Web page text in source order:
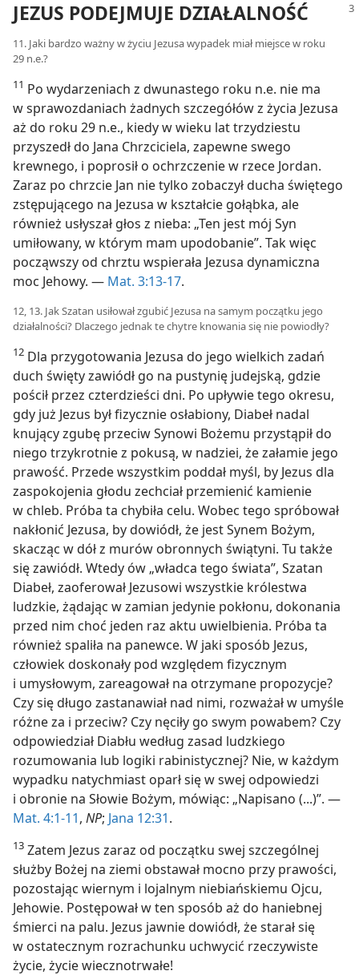
JEZUS PODEJMUJE DZIAŁALNOŚĆ
11. Jaki bardzo ważny w życiu Jezusa wypadek miał miejsce w roku
29 n.e.?
11 Po wydarzeniach z dwunastego roku n.e. nie ma
w sprawozdaniach żadnych szczegółów z życia Jezusa
aż do roku 29 n.e., kiedy w wieku lat trzydziestu
przyszedł do Jana Chrzciciela, zapewne swego
krewnego, i poprosił o ochrzczenie w rzece Jordan.
Zaraz po chrzcie Jan nie tylko zobaczył ducha świętego
zstępującego na Jezusa w kształcie gołąbka, ale
również usłyszał głos z nieba: „Ten jest mój Syn
umiłowany, w którym mam upodobanie”. Tak więc
począwszy od chrztu wspierała Jezusa dynamiczna
moc Jehowy. — Mat. 3:13-17.
12, 13. Jak Szatan usiłował zgubić Jezusa na samym początku jego
działalności? Dlaczego jednak te chytre knowania się nie powiodły?
12 Dla przygotowania Jezusa do jego wielkich zadań
duch święty zawiódł go na pustynię judejską, gdzie
pościł przez czterdzieści dni. Po upływie tego okresu,
gdy już Jezus był fizycznie osłabiony, Diabeł nadal
knujący zgubę przeciw Synowi Bożemu przystąpił do
niego trzykrotnie z pokusą, w nadziei, że załamie jego
prawość. Przede wszystkim poddał myśl, by Jezus dla
zaspokojenia głodu zechciał przemienić kamienie
w chleb. Próba ta chybiła celu. Wobec tego spróbował
nakłonić Jezusa, by dowiódł, że jest Synem Bożym,
skacząc w dół z murów obronnych świątyni. Tu także
się zawiódł. Wtedy ów „władca tego świata”, Szatan
Diabeł, zaoferował Jezusowi wszystkie królestwa
ludzkie, żądając w zamian jedynie pokłonu, dokonania
przed nim choć jeden raz aktu uwielbienia. Próba ta
również spaliła na panewce. W jaki sposób Jezus,
człowiek doskonały pod względem fizycznym
i umysłowym, zareagował na otrzymane propozycje?
Czy się długo zastanawiał nad nimi, rozważał w umyśle
różne za i przeciw? Czy nęciły go swym powabem? Czy
odpowiedział Diabłu według zasad ludzkiego
rozumowania lub logiki rabinistycznej? Nie, w każdym
wypadku natychmiast oparł się w swej odpowiedzi
i obronie na Słowie Bożym, mówiąc: „Napisano (...)”. —
Mat. 4:1-11, NP; Jana 12:31.
13 Zatem Jezus zaraz od początku swej szczególnej
służby Bożej na ziemi obstawał mocno przy prawości,
pozostając wiernym i lojalnym niebiańskiemu Ojcu,
Jehowie. Postępował w ten sposób aż do haniebnej
śmierci na palu. Jezus jawnie dowiódł, że starał się
w ostatecznym rozrachunku uchwycić rzeczywiste
życie, życie wiecznotrwałe!